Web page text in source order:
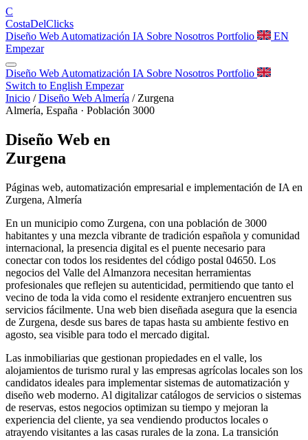
C
CostaDelClicks
Diseño Web Automatización IA Sobre Nosotros Portfolio
EN
Empezar
Diseño Web Automatización IA Sobre Nosotros Portfolio
Switch to English Empezar
Inicio / Diseño Web Almería / Zurgena
Almería, España · Población 3000
Diseño Web en
Zurgena
Páginas web, automatización empresarial e implementación de IA en
Zurgena, Almería
En un municipio como Zurgena, con una población de 3000
habitantes y una mezcla vibrante de tradición española y comunidad
internacional, la presencia digital es el puente necesario para
conectar con todos los residentes del código postal 04650. Los
negocios del Valle del Almanzora necesitan herramientas
profesionales que reflejen su autenticidad, permitiendo que tanto el
vecino de toda la vida como el residente extranjero encuentren sus
servicios fácilmente. Una web bien diseñada asegura que la esencia
de Zurgena, desde sus bares de tapas hasta su ambiente festivo en
agosto, sea visible para todo el mercado digital.
Las inmobiliarias que gestionan propiedades en el valle, los
alojamientos de turismo rural y las empresas agrícolas locales son los
candidatos ideales para implementar sistemas de automatización y
diseño web moderno. Al digitalizar catálogos de servicios o sistemas
de reservas, estos negocios optimizan su tiempo y mejoran la
experiencia del cliente, ya sea vendiendo productos locales o
atrayendo visitantes a las casas rurales de la zona. La transición